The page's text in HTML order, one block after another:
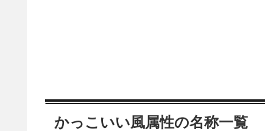
かっこいい風属性の名称一覧